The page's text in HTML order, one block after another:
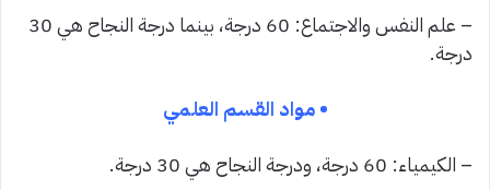
– علم النفس والاجتماع: 60 درجة، بينما درجة النجاح هي 30
درجة.
• مواد القسم العلمي
– الكيمياء: 60 درجة، ودرجة النجاح هي 30 درجة.